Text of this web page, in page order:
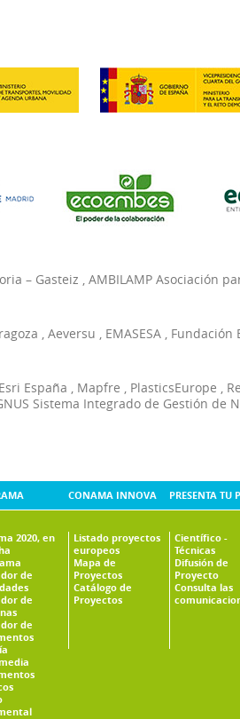
– Gasteiz AMBILAMP Asociación
Aeversu EMASESA Fundación
Esri España Mapfre PlasticsEurope
Sistema Integrado de Gestión de
2020, en
de
de
de
CONAMA INNOVA
Listado proyectos
europeos
Mapa de
Proyectos
Catálogo de
Proyectos
PRESENTA TU
Científico -
Técnicas
Difusión de
Proyecto
Consulta las